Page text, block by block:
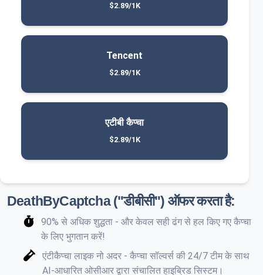
$2.89/1K
Tencent
$2.89/1K
एटीबी कैप्चा
$2.89/1K
DeathByCaptcha ("डीबीसी") ऑफर करता है:
90% से अधिक शुद्धता - और केवल सही ढंग से हल किए गए कैप्चा
के लिए भुगतान करें!
एंटीकैप्चा लाइक नो अदर - कैप्चा सॉल्वर्स की 24/7 टीम के साथ
AI-आधारित ओसीआर द्वारा संचालित हाइब्रिड सिस्टम।